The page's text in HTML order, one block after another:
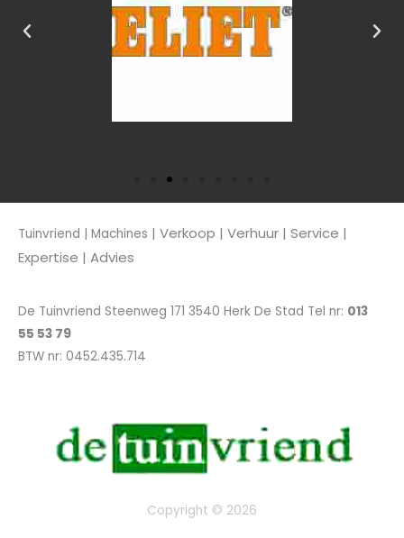
Tuinvriend | Machines | Verkoop | Verhuur | Service |
Expertise | Advies
De Tuinvriend Steenweg 171 3540 Herk De Stad Tel nr: 013
55 53 79
BTW nr: 0452.435.714
Copyright © 2026